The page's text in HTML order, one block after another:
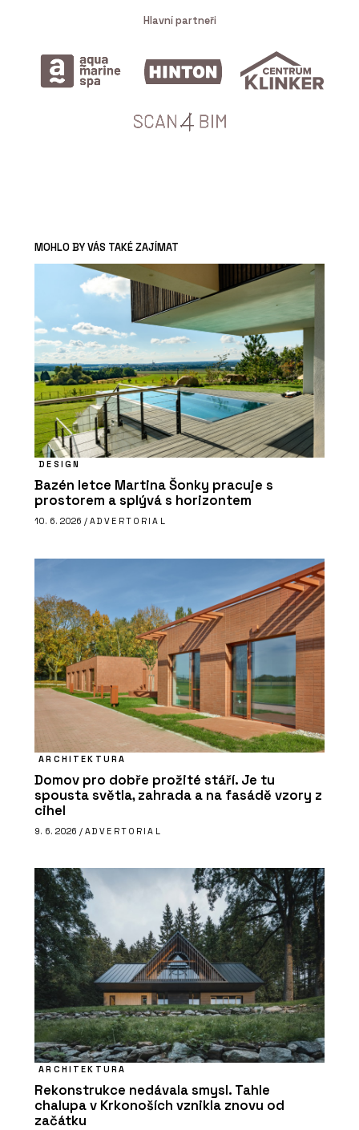
Hlavní partneři
MOHLO BY VÁS TAKÉ ZAJÍMAT
DESIGN
Bazén letce Martina Šonky pracuje s
prostorem a splývá s horizontem
10. 6. 2026 / ADVERTORIAL
ARCHITEKTURA
Domov pro dobře prožité stáří. Je tu
spousta světla, zahrada a na fasádě vzory z
cihel
9. 6. 2026 / ADVERTORIAL
ARCHITEKTURA
Rekonstrukce nedávala smysl. Tahle
chalupa v Krkonoších vznikla znovu od
začátku